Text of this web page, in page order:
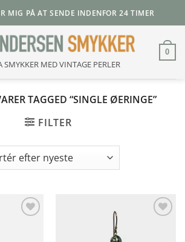
MIG PÅ AT SENDE INDENFOR 24 TIMER
SMYKKER MED VINTAGE PERLER
0
TAGGED “SINGLE ØERINGE”
FILTER